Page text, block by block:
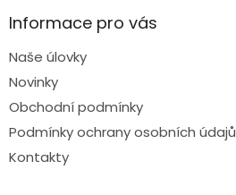
Informace pro vás
Naše úlovky
Novinky
Obchodní podmínky
Podmínky ochrany osobních údajů
Kontakty